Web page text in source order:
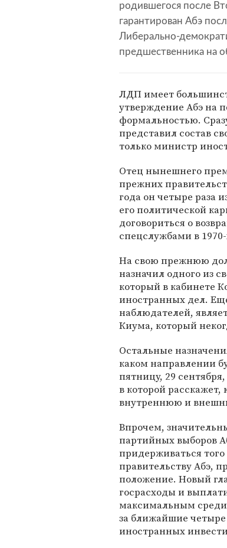
родившегося после
гарантирован Абэ
Либерально-
предшественника на
ЛДП имеет
утверждение Абэ на
формальностью.
представил состав
только министр
Отец нынешнего
прежних
года он четыре раза
его политической
договориться о
спецслужбами в
На свою прежнюю
назначил одного из
который в кабинете
иностранных дел.
наблюдателей,
Киума, который
Остальные
каком направлении
пятницу, 29
в которой расскажет,
внутреннюю и
Впрочем,
партийных выборов
придерживаться
правительству Абэ,
положение. Новый
госрасходы и
максимальным среди
за ближайшие четыре
иностранных